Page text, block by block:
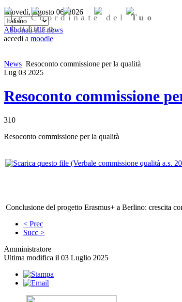
Giovedì, Agosto 06, 2026
Abbonati alle news
accedi a moodle
Le Coordinate delTuo
Futuro
News Resoconto commissione per la qualità
Lug 03 2025
Resoconto commissione
310
Resoconto commissione per la qualità
Conclusione del progetto Erasmus+ a Berlino: crescita
< Prec
Succ >
Amministratore
Ultima modifica il 03 Luglio 2025